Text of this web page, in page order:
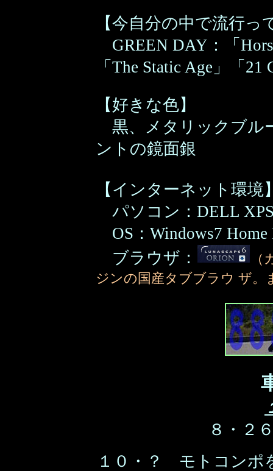
【今自分の中で流行っ
GREEN DAY：「
「The Static Age」「21
【好きな色】
黒、メタリックブル
ントの鏡面銀
【インターネット環境
パソコン：DELL
OS：Windows7 Home
ブラウザ：
ジンの国産タブブラウ ザ。
８・２
１０・？ モトコンポ